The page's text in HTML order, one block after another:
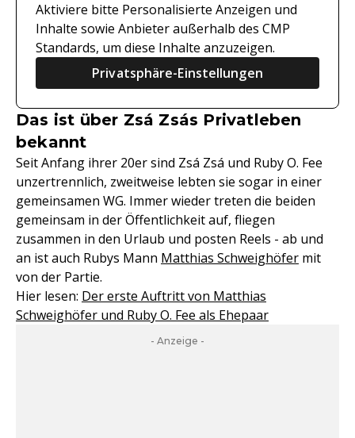
Aktiviere bitte Personalisierte Anzeigen und
Inhalte sowie Anbieter außerhalb des CMP
Standards, um diese Inhalte anzuzeigen.
Privatsphäre-Einstellungen
Das ist über Zsá Zsás Privatleben
bekannt
Seit Anfang ihrer 20er sind Zsá Zsá und Ruby O. Fee
unzertrennlich, zweitweise lebten sie sogar in einer
gemeinsamen WG. Immer wieder treten die beiden
gemeinsam in der Öffentlichkeit auf, fliegen
zusammen in den Urlaub und posten Reels - ab und
an ist auch Rubys Mann Matthias Schweighöfer mit
von der Partie.
Hier lesen: Der erste Auftritt von Matthias
Schweighöfer und Ruby O. Fee als Ehepaar
- Anzeige -